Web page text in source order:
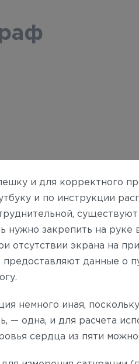
и для корректного
и по инструкции
нужно закрепить на
отсутствии экрана на
данные о
немного иная,
— одна, и для расчета
сердца из пяти